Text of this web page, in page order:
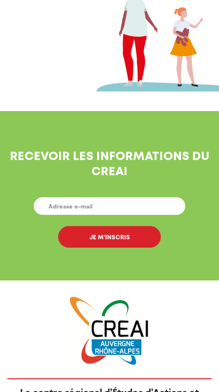
RECEVOIR LES INFORMATIONS DU
CREAI
E-
MAIL *